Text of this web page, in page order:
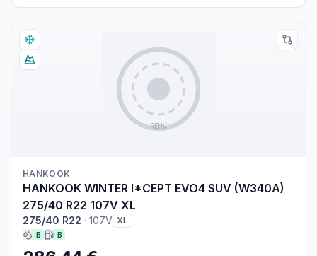
HANKOOK
HANKOOK WINTER I*CEPT EVO4 SUV (W340A)
275/40 R22 107V XL
275/40 R22 · 107V XL
B B